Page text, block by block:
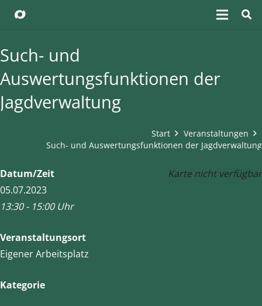
Such- und
Auswertungsfunktionen der
Jagdverwaltung
Start
Veranstaltungen
Such- und Auswertungsfunktionen der Jagdverwaltung
Karte nicht verfügbar
Datum/Zeit
05.07.2023
13:30 - 15:00 Uhr
Veranstaltungsort
Eigener Arbeitsplatz
Kategorie